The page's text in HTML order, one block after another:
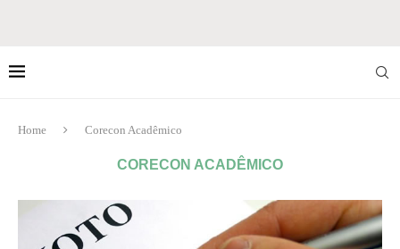
Home Corecon Acadêmico
CORECON ACADÊMICO